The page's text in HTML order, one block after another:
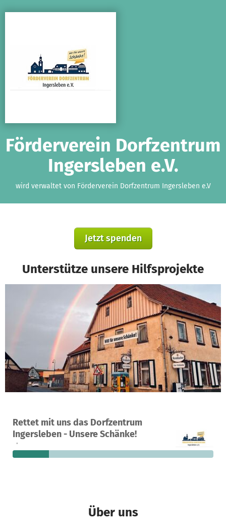
Förderverein Dorfzentrum
Ingersleben e.V.
wird verwaltet von Förderverein Dorfzentrum Ingersleben e.V
Jetzt spenden
Unterstütze unsere Hilfsprojekte
Rettet mit uns das Dorfzentrum
Ingersleben - Unsere Schänke!
Ein Projekt in Nesse-Apfelstädt OT Ingersleben, Deutschland
8
Spenden
18 % 1.225 €
fehlen noch
Über uns